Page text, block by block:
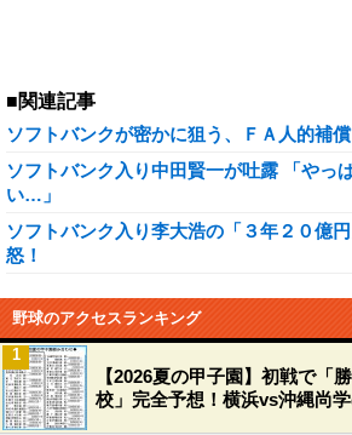
■関連記事
ソフトバンクが密かに狙う、ＦＡ人的補償
ソフトバンク入り中田賢一が吐露 「やっ
い…」
ソフトバンク入り李大浩の「３年２０億
怒！
野球のアクセスランキング
【2026夏の甲子園】初戦で「
校」完全予想！横浜vs沖縄尚
1